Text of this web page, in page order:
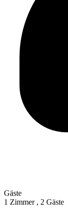
Gäste
1 Zimmer , 2 Gäste